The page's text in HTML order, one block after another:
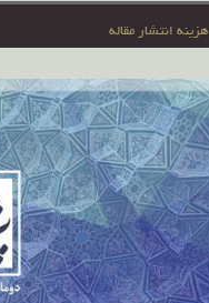
هزینه انتشار مقاله